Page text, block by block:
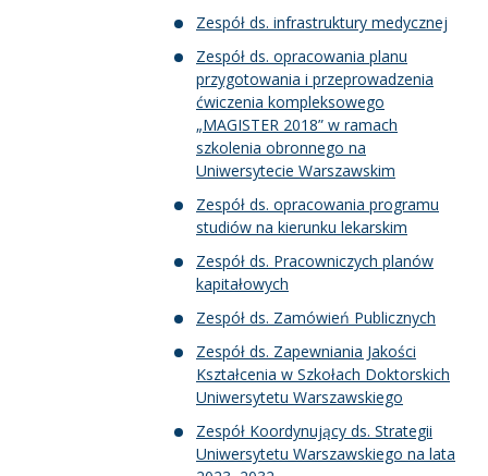
Zespół ds. infrastruktury medycznej
Zespół ds. opracowania planu
przygotowania i przeprowadzenia
ćwiczenia kompleksowego
„MAGISTER 2018” w ramach
szkolenia obronnego na
Uniwersytecie Warszawskim
Zespół ds. opracowania programu
studiów na kierunku lekarskim
Zespół ds. Pracowniczych planów
kapitałowych
Zespół ds. Zamówień Publicznych
Zespół ds. Zapewniania Jakości
Kształcenia w Szkołach Doktorskich
Uniwersytetu Warszawskiego
Zespół Koordynujący ds. Strategii
Uniwersytetu Warszawskiego na lata